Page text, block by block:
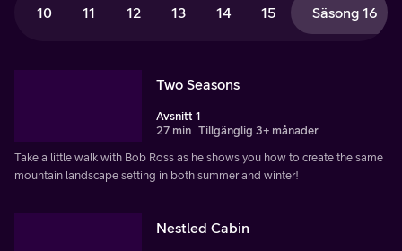
10 11 12 13 14 15 Säsong 16
Two Seasons
Avsnitt 1
27 min Tillgänglig 3+ månader
Take a little walk with Bob Ross as he shows you how to create the same
mountain landscape setting in both summer and winter!
Nestled Cabin